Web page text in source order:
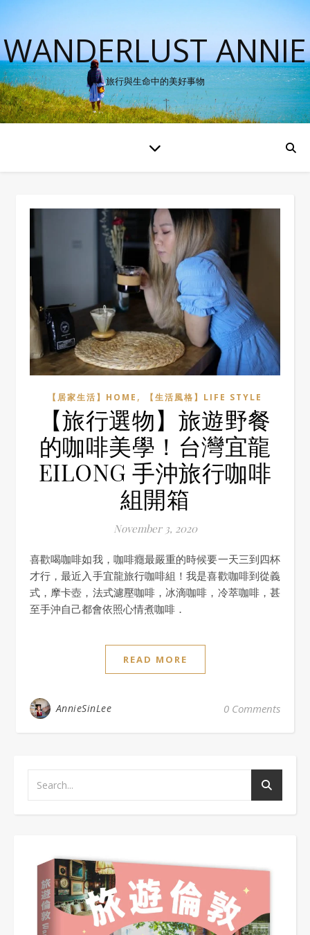
WANDERLUST ANNIE
旅行與生命中的美好事物
【居家生活】HOME , 【生活風格】LIFE STYLE
【旅行選物】旅遊野餐
的咖啡美學！台灣宜龍
EILONG 手沖旅行咖啡
組開箱
November 3, 2020
喜歡喝咖啡如我，咖啡癮最嚴重的時候要一天三到四杯
才行，最近入手宜龍旅行咖啡組！我是喜歡咖啡到從義
式，摩卡壺，法式濾壓咖啡，冰滴咖啡，冷萃咖啡，甚
至手沖自己都會依照心情煮咖啡．
READ MORE
AnnieSinLee 0 Comments